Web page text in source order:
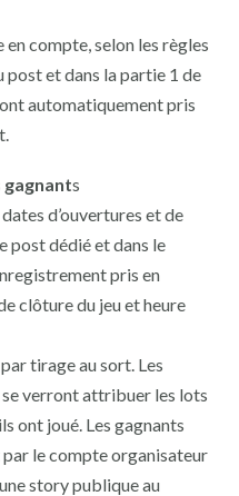
compte, selon les règles
post et dans la partie 1 de
automatiquement pris
s
d’ouvertures et de
post dédié et dans le
pris en
clôture du jeu et heure
tirage au sort. Les
verront attribuer les lots
ont joué. Les gagnants
le compte organisateur
story publique au